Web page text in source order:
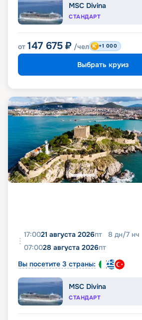
MSC Divina
СТАНДАРТ
от 147 675 ₽ /чел +1 000
Выбрать круиз
17:0021 августа 2026пт 8 дн/7 нч
07:0028 августа 2026пт
Вы посетите 3 страны:
MSC Divina
СТАНДАРТ